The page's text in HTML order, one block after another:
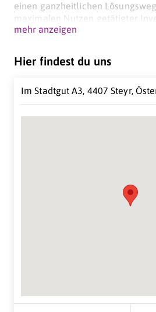
einen ganzheitlichen
maximalen Nutzen getätigter
Fehlinvestitionen vermeidet und
Tätigkeitsschwerpunkt liegt daher
und Umsetzung von IT-
mehr anzeigen
Hier findest du uns
Im Stadtgut A3, 4407 Steyr,